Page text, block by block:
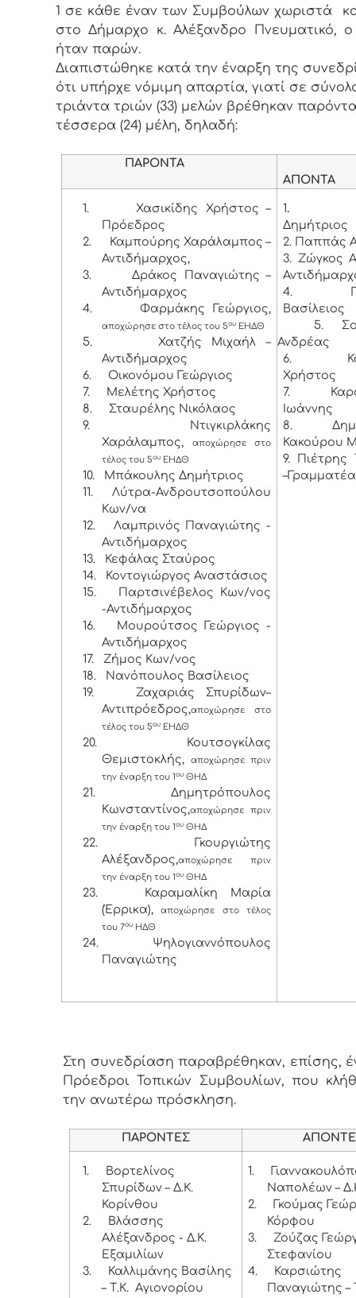
1 σε κάθε έναν των Συμβούλων χωριστά
στο Δήμαρχο κ. Αλέξανδρο Πνευματικό,
ήταν παρών.
Διαπιστώθηκε κατά την έναρξη της
ότι υπήρχε νόμιμη απαρτία, γιατί σε
τριάντα τριών (33) μελών βρέθηκαν παρόντα
τέσσερα (24) μέλη, δηλαδή:
ΠΑΡΟΝΤΑ
ΑΠΟΝΤΑ
1.
Χασικίδης Χρήστος –
Πρόεδρος
2.
Καμπούρης Χαράλαμπος –
Αντιδήμαρχος,
3.
Δράκος Παναγιώτης –
Αντιδήμαρχος
4.
Φαρμάκης Γεώργιος,
αποχώρησε στο τέλος του 5ου ΕΗΔΘ
5.
Χατζής Μιχαήλ –
Αντιδήμαρχος
6.
Οικονόμου Γεώργιος
7.
Μελέτης Χρήστος
8.
Σταυρέλης Νικόλαος
9.
Ντιγκιρλάκης
Χαράλαμπος, αποχώρησε στο
τέλος του 5ου ΕΗΔΘ
10.
Μπάκουλης Δημήτριος
11.
Λύτρα-Ανδρουτσοπούλου
Κων/να
12.
Λαμπρινός Παναγιώτης -
Αντιδήμαρχος
13.
Κεφάλας Σταύρος
14.
Κοντογιώργος Αναστάσιος
15.
Παρτσινέβελος Κων/νος
-Αντιδήμαρχος
16.
Μουρούτσος Γεώργιος -
Αντιδήμαρχος
17.
Ζήμος Κων/νος
18.
Νανόπουλος Βασίλειος
19.
Ζαχαριάς Σπυρίδων–
Αντιπρόεδρος,αποχώρησε στο
τέλος του 5ου ΕΗΔΘ
20.
Κουτσογκίλας
Θεμιστοκλής, αποχώρησε πριν
την έναρξη του 1ου ΘΗΔ
21.
Δημητρόπουλος
Κωνσταντίνος,αποχώρησε πριν
την έναρξη του 1ου ΘΗΔ
22.
Γκουργιώτης
Αλέξανδρος,αποχώρησε πριν
την έναρξη του 1ου ΘΗΔ
23.
Καραμαλίκη Μαρία
(Έρρικα), αποχώρησε στο τέλος
του 7ου ΗΔΘ
24.
Ψηλογιαννόπουλος
Παναγιώτης
1.
Δημήτριος
2. Παππάς
3. Ζώγκος
4.
Βασίλειος
5.
Ανδρέας
6.
Χρήστος
7.
Ιωάννης
8.
Κακούρου
9. Πιέτρης
Στη συνεδρίαση παραβρέθηκαν, επίσης,
Πρόεδροι Τοπικών Συμβουλίων, που
την ανωτέρω πρόσκληση.
ΠΑΡΟΝΤΕΣ
1.
Βορτελίνος
Σπυρίδων – Δ.Κ.
Κορίνθου
2.
Βλάσσης
Αλέξανδρος - Δ.Κ.
Εξαμιλίων
3.
Καλλιμάνης Βασίλης
– Τ.Κ. Αγιονορίου
1.
Ναπολέων –
2.
Γκούμας
Κόρφου
3.
Ζούζας
Στεφανίου
4.
Καρσιώτης
Παναγιώτης –